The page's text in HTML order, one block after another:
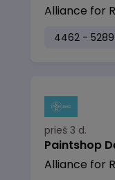
Alliance for
4462 -
prieš 3 d.
Paintshop
Alliance for